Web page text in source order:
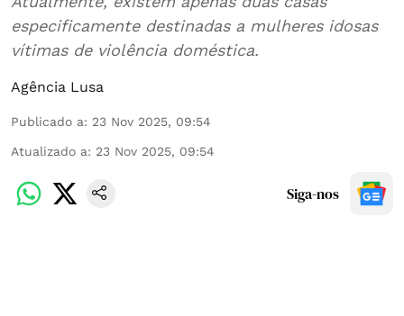
especificamente destinadas a mulheres idosas
vítimas de violência doméstica.
Agência Lusa
Publicado a: 23 Nov 2025, 09:54
Atualizado a: 23 Nov 2025, 09:54
Siga-nos